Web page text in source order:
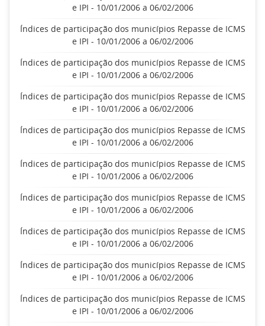
e IPI - 10/01/2006 a 06/02/2006
Índices de participação dos municípios Repasse de ICMS
e IPI - 10/01/2006 a 06/02/2006
Índices de participação dos municípios Repasse de ICMS
e IPI - 10/01/2006 a 06/02/2006
Índices de participação dos municípios Repasse de ICMS
e IPI - 10/01/2006 a 06/02/2006
Índices de participação dos municípios Repasse de ICMS
e IPI - 10/01/2006 a 06/02/2006
Índices de participação dos municípios Repasse de ICMS
e IPI - 10/01/2006 a 06/02/2006
Índices de participação dos municípios Repasse de ICMS
e IPI - 10/01/2006 a 06/02/2006
Índices de participação dos municípios Repasse de ICMS
e IPI - 10/01/2006 a 06/02/2006
Índices de participação dos municípios Repasse de ICMS
e IPI - 10/01/2006 a 06/02/2006
Índices de participação dos municípios Repasse de ICMS
e IPI - 10/01/2006 a 06/02/2006